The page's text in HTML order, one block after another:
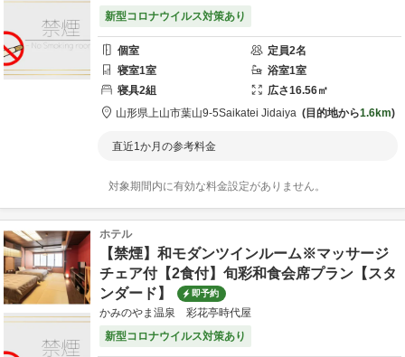
新型コロナウイルス対策あり
個室 定員2名
寝室1室 浴室1室
寝具2組 広さ16.56㎡
山形県上山市葉山9-5Saikatei Jidaiya 目的地から1.6km
直近1か月の参考料金
対象期間内に有効な料金設定がありません。
ホテル
【禁煙】和モダンツインルーム※マッサージ
チェア付【2食付】旬彩和食会席プラン【スタ
ンダード】
即予約
かみのやま温泉 彩花亭時代屋
新型コロナウイルス対策あり